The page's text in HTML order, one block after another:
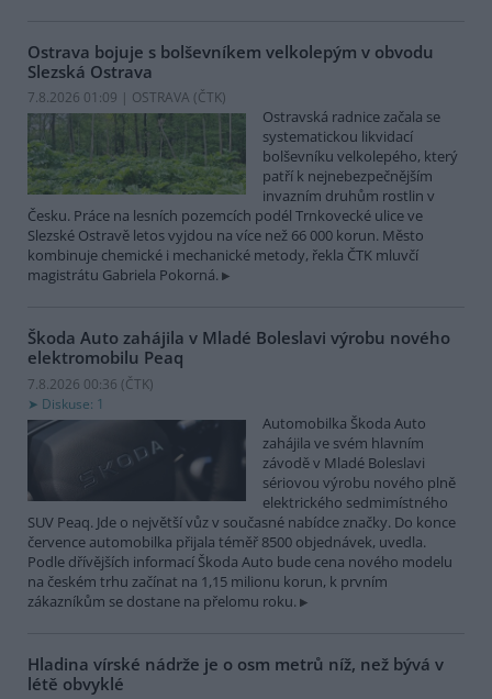
Ostrava bojuje s bolševníkem velkolepým v obvodu
Slezská Ostrava
7.8.2026 01:09 | OSTRAVA (ČTK)
Ostravská radnice začala se
systematickou likvidací
bolševníku velkolepého, který
patří k nejnebezpečnějším
invazním druhům rostlin v
Česku. Práce na lesních pozemcích podél Trnkovecké ulice ve
Slezské Ostravě letos vyjdou na více než 66 000 korun. Město
kombinuje chemické i mechanické metody, řekla ČTK mluvčí
magistrátu Gabriela Pokorná.
Škoda Auto zahájila v Mladé Boleslavi výrobu nového
elektromobilu Peaq
7.8.2026 00:36 (ČTK)
Diskuse: 1
Automobilka Škoda Auto
zahájila ve svém hlavním
závodě v Mladé Boleslavi
sériovou výrobu nového plně
elektrického sedmimístného
SUV Peaq. Jde o největší vůz v současné nabídce značky. Do konce
července automobilka přijala téměř 8500 objednávek, uvedla.
Podle dřívějších informací Škoda Auto bude cena nového modelu
na českém trhu začínat na 1,15 milionu korun, k prvním
zákazníkům se dostane na přelomu roku.
Hladina vírské nádrže je o osm metrů níž, než bývá v
létě obvyklé